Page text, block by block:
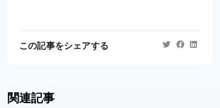
この記事をシェアする
関連記事